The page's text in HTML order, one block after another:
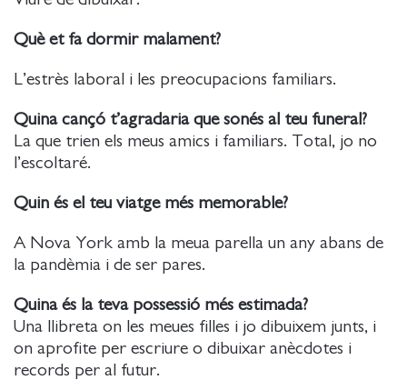
Què et fa dormir malament?
L’estrès laboral i les preocupacions familiars.
Quina cançó t’agradaria que sonés al teu funeral?
La que trien els meus amics i familiars. Total, jo no
l’escoltaré.
Quin és el teu viatge més memorable?
A Nova York amb la meua parella un any abans de
la pandèmia i de ser pares.
Quina és la teva possessió més estimada?
Una llibreta on les meues filles i jo dibuixem junts, i
on aprofite per escriure o dibuixar anècdotes i
records per al futur.